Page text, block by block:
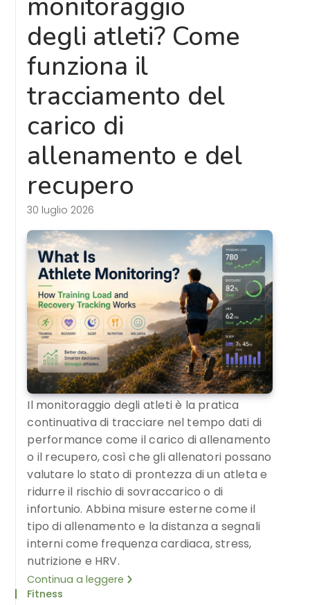
degli atleti? Come
funziona il
tracciamento del
carico di
allenamento e del
recupero
30 luglio 2026
Il monitoraggio degli atleti è la pratica
continuativa di tracciare nel tempo dati di
performance come il carico di allenamento
o il recupero, così che gli allenatori possano
valutare lo stato di prontezza di un atleta e
ridurre il rischio di sovraccarico o di
infortunio. Abbina misure esterne come il
tipo di allenamento e la distanza a segnali
interni come frequenza cardiaca, stress,
nutrizione e HRV.
Continua a leggere
Fitness